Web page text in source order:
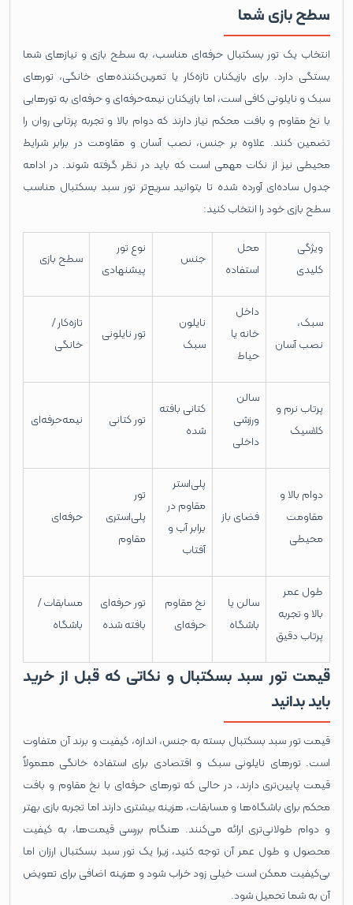
سطح بازی شما
انتخاب یک تور بسکتبال حرفه‌ای مناسب، به سطح بازی و نیازهای شما
بستگی دارد. برای بازیکنان تازه‌کار یا تمرین‌کننده‌های خانگی، تورهای
سبک و نایلونی کافی است، اما بازیکنان نیمه‌حرفه‌ای و حرفه‌ای به تورهایی
با نخ مقاوم و بافت محکم نیاز دارند که دوام بالا و تجربه پرتابی روان را
تضمین کنند. علاوه بر جنس، نصب آسان و مقاومت در برابر شرایط
محیطی نیز از نکات مهمی است که باید در نظر گرفته شوند. در ادامه
جدول ساده‌ای آورده شده تا بتوانید سریع‌تر تور سبد بسکتبال مناسب
سطح بازی خود را انتخاب کنید:
سطح بازی
نوع تور
پیشنهادی
جنس
محل
استفاده
ویژگی
کلیدی
تازه‌کار /
خانگی
تور نایلونی
نایلون
سبک
داخل
خانه یا
حیاط
سبک،
نصب آسان
نیمه‌حرفه‌ای تور کتانی
کتانی بافته
شده
سالن
ورزشی
داخلی
پرتاب نرم و
کلاسیک
حرفه‌ای
تور
پلی‌استری
مقاوم
پلی‌استر
مقاوم در
برابر آب و
آفتاب
فضای باز
دوام بالا و
مقاومت
محیطی
مسابقات /
باشگاه
تور حرفه‌ای
بافته شده
نخ مقاوم
حرفه‌ای
سالن یا
باشگاه
طول عمر
بالا و تجربه
پرتاب دقیق
قیمت تور سبد بسکتبال و نکاتی که قبل از خرید
باید بدانید
قیمت تور سبد بسکتبال بسته به جنس، اندازه، کیفیت و برند آن متفاوت
است. تورهای نایلونی سبک و اقتصادی برای استفاده خانگی معمولاً
قیمت پایین‌تری دارند، در حالی که تورهای حرفه‌ای با نخ مقاوم و بافت
محکم برای باشگاه‌ها و مسابقات، هزینه بیشتری دارند اما تجربه بازی بهتر
و دوام طولانی‌تری ارائه می‌کنند. هنگام بررسی قیمت‌ها، به کیفیت
محصول و طول عمر آن توجه کنید، زیرا یک تور سبد بسکتبال ارزان اما
بی‌کیفیت ممکن است خیلی زود خراب شود و هزینه اضافی برای تعویض
آن به شما تحمیل شود.